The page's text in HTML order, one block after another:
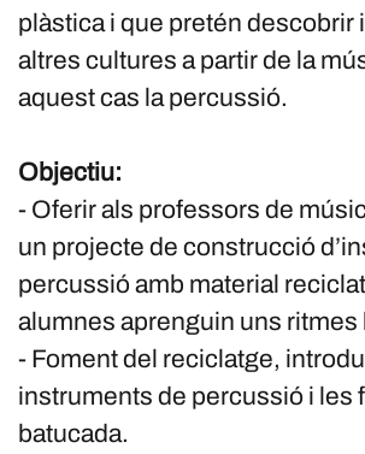
plàstica i que pretén descobrir
altres cultures a partir de la
aquest cas la percussió.
Objectiu:
- Oferir als professors de
un projecte de construcció
percussió amb material
alumnes aprenguin uns ritmes
- Foment del reciclatge,
instruments de percussió i les
batucada.